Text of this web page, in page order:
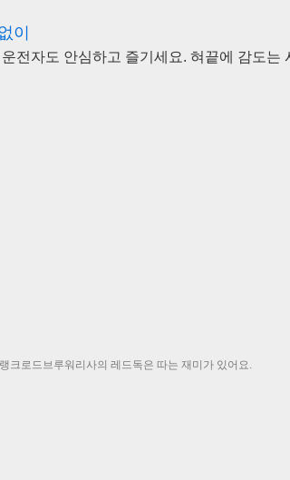
이
전자도 안심하고 즐기세요. 혀끝에 감도는
크로드브루워리사의 레드독은 따는 재미가 있어요.